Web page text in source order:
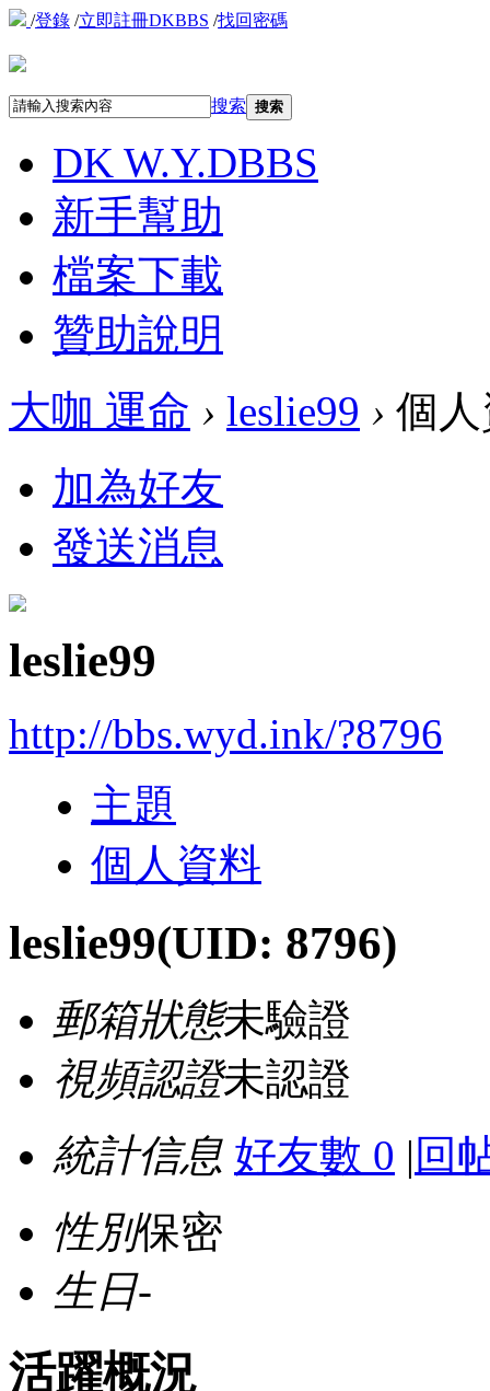
/登錄 /立即註冊DKBBS /找回密碼
搜索 搜索
DK W.Y.DBBS
新手幫助
檔案下載
贊助說明
大咖 運命 › leslie99 › 個
加為好友
發送消息
leslie99
http://bbs.wyd.ink/?8796
主題
個人資料
leslie99(UID: 8796)
郵箱狀態未驗證
視頻認證未認證
統計信息 好友數 0 | 回
性別保密
生日-
活躍概況